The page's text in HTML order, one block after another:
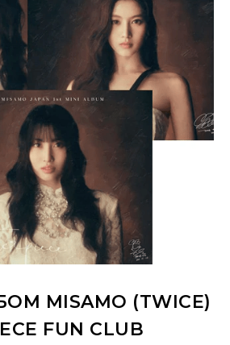
MISAMO (TWICE)
FUN CLUB